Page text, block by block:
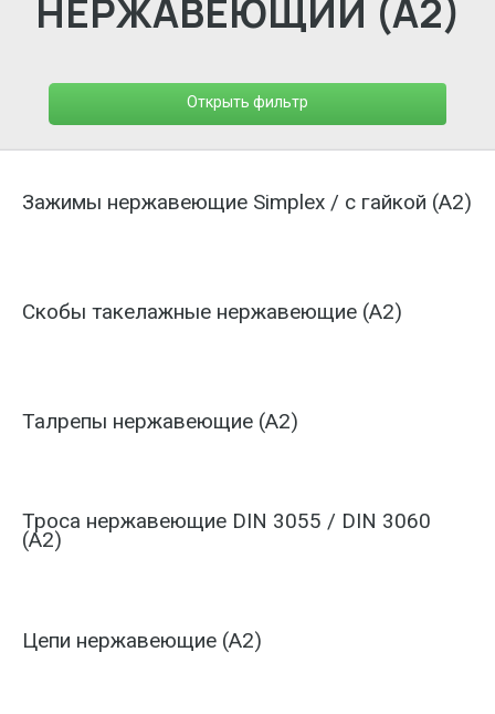
НЕРЖАВЕЮЩИЙ (А2)
Открыть фильтр
Зажимы нержавеющие Simplex / с гайкой (А2)
Скобы такелажные нержавеющие (А2)
Талрепы нержавеющие (А2)
Троса нержавеющие DIN 3055 / DIN 3060
(А2)
Цепи нержавеющие (А2)